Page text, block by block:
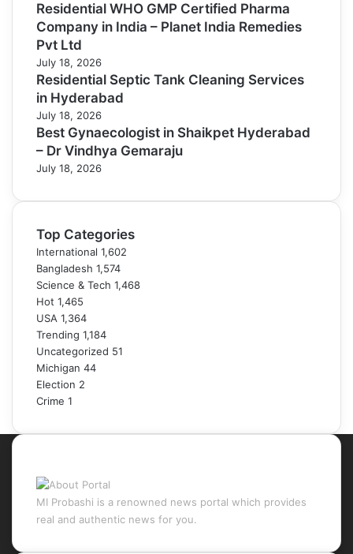
Residential WHO GMP Certified Pharma
Company in India – Planet India Remedies
Pvt Ltd
July 18, 2026
Residential Septic Tank Cleaning Services
in Hyderabad
July 18, 2026
Best Gynaecologist in Shaikpet Hyderabad
– Dr Vindhya Gemaraju
July 18, 2026
Top Categories
International 1,602
Bangladesh 1,574
Science & Tech 1,468
Hot 1,465
USA 1,364
Trending 1,184
Uncategorized 51
Michigan 44
Election 2
Crime 1
MI Probashi is a renowned news portal which provides
real and authentic news for you.